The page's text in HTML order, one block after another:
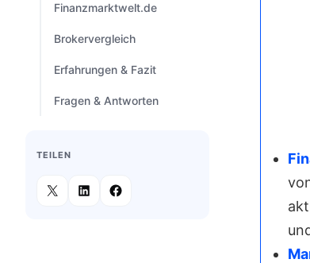
TEILEN
Finanzmarktwelt.de
Brokervergleich
Erfahrungen & Fazit
Fragen & Antworten